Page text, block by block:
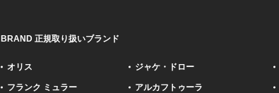
BRAND 正規取り扱いブランド
オリス
フランク ミュラー
ジャケ・ドロー
アルカフトゥーラ